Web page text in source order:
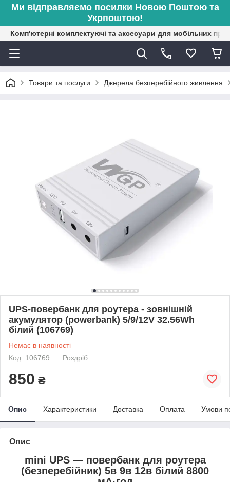
Ми відправляємо посилки Новою Поштою та
Укрпоштою!
Комп'ютерні комплектуючі та аксесуари для мобільних
Товари та послуги Джерела безперебійного живлення
UPS-повербанк для роутера - зовнішній
акумулятор (powerbank) 5/9/12V 32.56Wh
білий (106769)
Немає в наявності
Код: 106769
Роздріб
850 ₴
Опис Характеристики Доставка Оплата Умови
Опис
mini UPS — повербанк для роутера
(безперебійник) 5в 9в 12в білий 8800